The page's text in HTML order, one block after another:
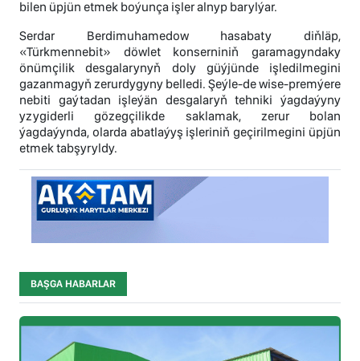
bilen üpjün etmek boýunça işler alnyp barylýar.
Serdar Berdimuhamedow hasabaty diňläp,
«Türkmennebit» döwlet konserniniň garamagyndaky
önümçilik desgalarynyň doly güýjünde işledilmegini
gazanmagyň zerurdygyny belledi. Şeýle-de wise-premýere
nebiti gaýtadan işleýän desgalaryň tehniki ýagdaýyny
yzygiderli gözegçilikde saklamak, zerur bolan
ýagdaýynda, olarda abatlaýyş işleriniň geçirilmegini üpjün
etmek tabşyryldy.
BAŞGA HABARLAR